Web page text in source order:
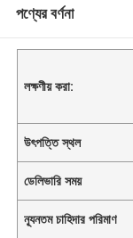
পণ্যের বর্ণনা
লক্ষণীয় করা:
উৎপত্তি স্থল
ডেলিভারি সময়
ন্যূনতম চাহিদার পরিমাণ